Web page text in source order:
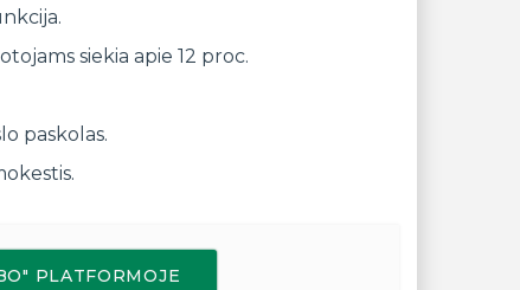
siekia apie 12 proc.
paskolas.
PLATFORMOJE